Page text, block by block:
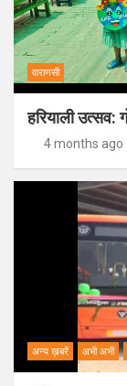
वाराणसी
हरियाली उत्सव:
4 months ago
अन्य ख़बरें अभी अभी